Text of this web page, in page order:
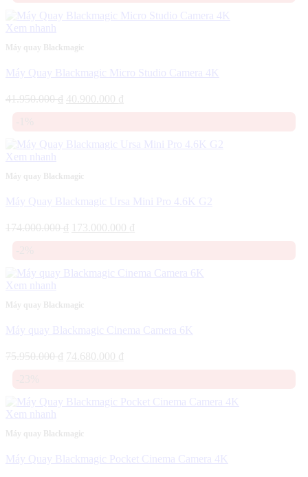
Xem nhanh
Máy quay Blackmagic
Máy Quay Blackmagic Micro Studio Camera 4K
41.950.000₫ Giá
40.900.000 ₫
40.900.000 ₫.
Xem nhanh
Máy quay Blackmagic
Máy Quay Blackmagic Ursa Mini Pro 4.6K G2
174.000.000₫
Giá
173.000.000 ₫
173.000.000 ₫.
Xem nhanh
Máy quay Blackmagic
Máy quay Blackmagic Cinema Camera 6K
75.950.000₫ Giá
74.680.000 ₫
74.680.000 ₫.
Xem nhanh
Máy quay Blackmagic
Máy Quay Blackmagic Pocket Cinema Camera 4K